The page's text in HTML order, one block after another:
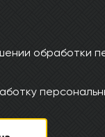
обработки